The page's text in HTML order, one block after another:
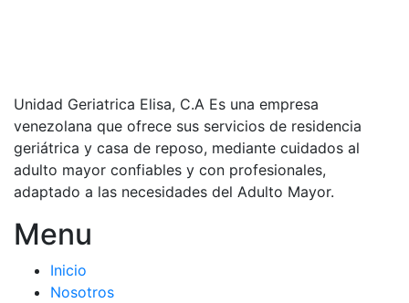
Unidad Geriatrica Elisa, C.A Es una empresa
venezolana que ofrece sus servicios de residencia
geriátrica y casa de reposo, mediante cuidados al
adulto mayor confiables y con profesionales,
adaptado a las necesidades del Adulto Mayor.
Menu
Inicio
Nosotros